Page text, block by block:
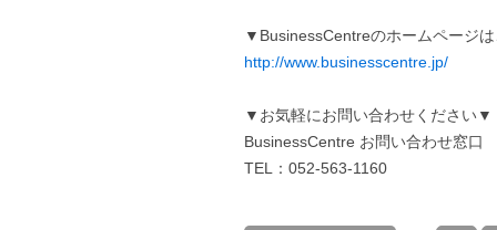
▼BusinessCentreのホームページ
http://www.businesscentre.jp/
▼お気軽にお問い合わせください▼
BusinessCentre お問い合わせ窓口
TEL：052-563-1160